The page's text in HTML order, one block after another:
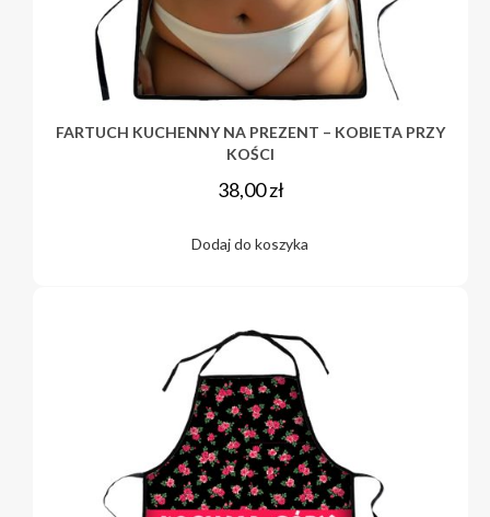
FARTUCH KUCHENNY NA PREZENT – KOBIETA PRZY
KOŚCI
38,00zł
Dodaj do koszyka